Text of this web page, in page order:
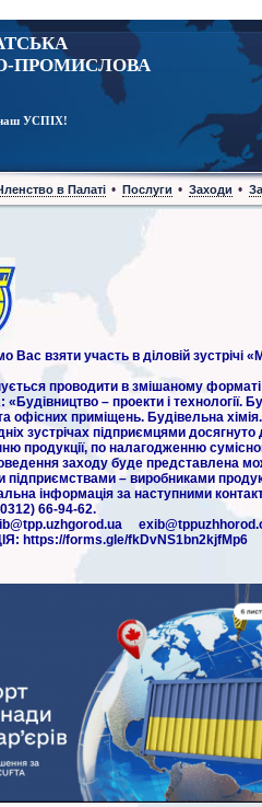
ПРОМИСЛОВА
УСПІХ!
в Палаті • Послуги • Заходи •
Вас взяти участь в діловій
проводити в змішаному
– проекти і технології.
офісних приміщень. Будівельна
зустрічах підприємцями досягнуто
продукції, по налагодженню
заходу буде представлена
підприємствами – виробниками
інформація за наступними
66-94-62.
https://forms.gle/fkDvNS1bn2kjfMp6